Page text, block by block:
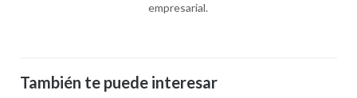
empresarial.
También te puede interesar